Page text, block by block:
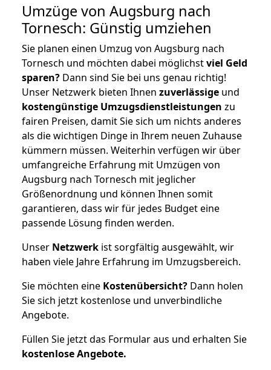
Umzüge von Augsburg nach
Tornesch: Günstig umziehen
Sie planen einen Umzug von Augsburg nach
Tornesch und möchten dabei möglichstviel Geld
sparen? Dann sind Sie bei uns genau richtig!
Unser Netzwerk bieten Ihnen zuverlässige und
kostengünstige Umzugsdienstleistungen zu
fairen Preisen, damit Sie sich um nichts anderes
als die wichtigen Dinge in Ihrem neuen Zuhause
kümmern müssen. Weiterhin verfügen wir über
umfangreiche Erfahrung mit Umzügen von
Augsburg nach Tornesch mit jeglicher
Größenordnung und können Ihnen somit
garantieren, dass wir für jedes Budget eine
passende Lösung finden werden.
Unser Netzwerk ist sorgfältig ausgewählt, wir
haben viele Jahre Erfahrung im Umzugsbereich.
Sie möchten eine Kostenübersicht? Dann holen
Sie sich jetzt kostenlose und unverbindliche
Angebote.
Füllen Sie jetzt das Formular aus und erhalten Sie
kostenloseAngebote.